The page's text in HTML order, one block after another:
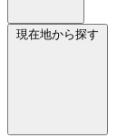
現在地から探す